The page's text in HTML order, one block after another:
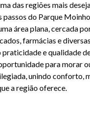
das regiões mais
passos do Parque
área plana, cercada
farmácias e
e qualidade
para morar
unindo conforto,
a região oferece.